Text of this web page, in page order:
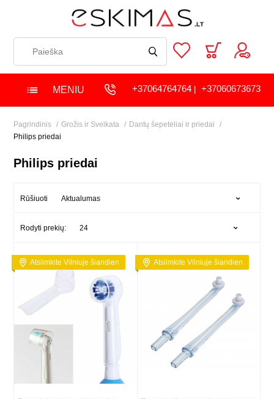
MENIU +37064764764| +37060673673
Pagrindinis Grožis ir Sveikata
Dantų šepetėliai ir priedai
Philips priedai
Philips priedai
Rūšiuoti Aktualumas
Rodyti prekių: 24
Atsiimkite Vilniuje šiandien Atsiimkite Vilniuje šiandien